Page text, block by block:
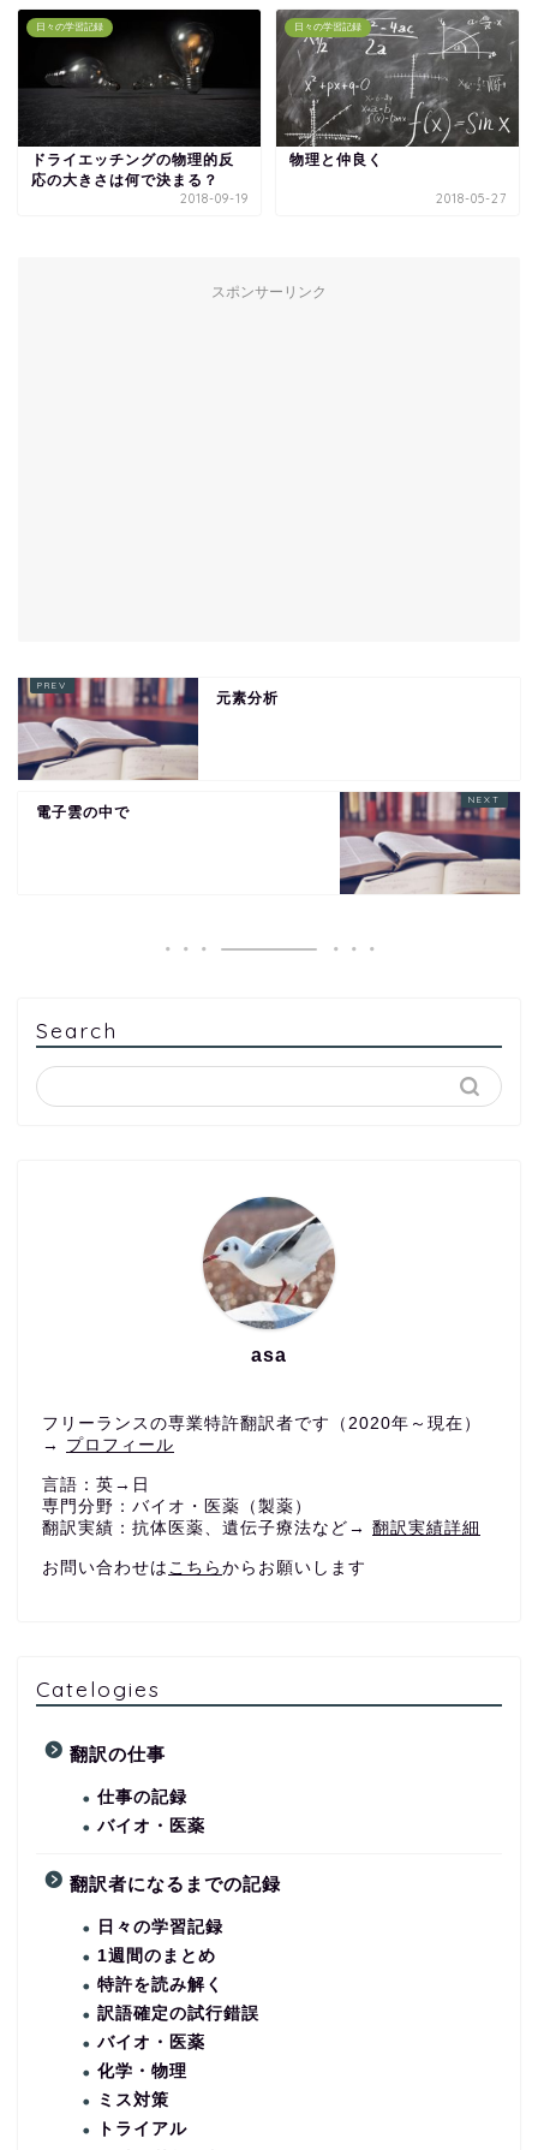
日々の学習記録
ドライエッチングの物理的反
応の大きさは何で決まる？
2018-09-19
日々の学習記録
物理と仲良く
2018-05-27
スポンサーリンク
元素分析
電子雲の中で
Search
asa
フリーランスの専業特許翻訳者です（2020年～現在）
→ プロフィール
言語：英→日
専門分野：バイオ・医薬（製薬）
翻訳実績：抗体医薬、遺伝子療法など→ 翻訳実績詳細
お問い合わせは こちら からお願いします
Catelogies
翻訳の仕事
仕事の記録
バイオ・医薬
翻訳者になるまでの記録
日々の学習記録
1週間のまとめ
特許を読み解く
訳語確定の試行錯誤
バイオ・医薬
化学・物理
ミス対策
トライアル